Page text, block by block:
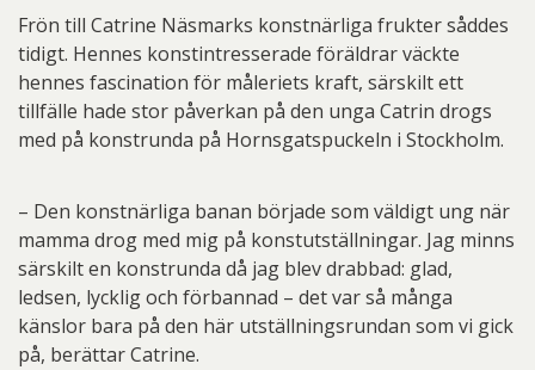
Frön till Catrine Näsmarks konstnärliga frukter såddes
tidigt. Hennes konstintresserade föräldrar väckte
hennes fascination för måleriets kraft, särskilt ett
tillfälle hade stor påverkan på den unga Catrin drogs
med på konstrunda på Hornsgatspuckeln i Stockholm.
– Den konstnärliga banan började som väldigt ung när
mamma drog med mig på konstutställningar. Jag minns
särskilt en konstrunda då jag blev drabbad: glad,
ledsen, lycklig och förbannad – det var så många
känslor bara på den här utställningsrundan som vi gick
på, berättar Catrine.